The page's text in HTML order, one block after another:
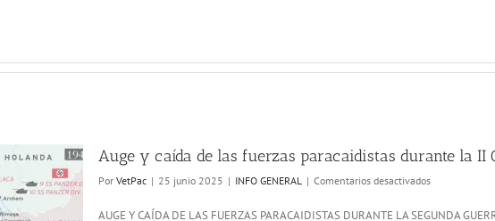
Auge y caída de las fuerzas paracaidistas durante la II
Por VetPac | 25 junio 2025 | INFO GENERAL | Comentarios desactivadosen
y
AUGE Y CAÍDA DE LAS FUERZAS PARACAIDISTAS DURANTE LA SEGUNDA